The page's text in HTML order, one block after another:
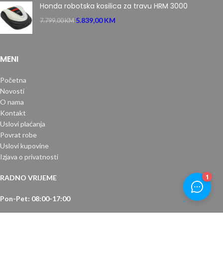
Honda robotska kosilica za travu HRM 3000
7.799,00KM 5.839,00KM
MENI
Početna
Novosti
O nama
Kontakt
Uslovi plaćanja
Povrat robe
Uslovi kupovine
Izjava o privatnosti
RADNO VRIJEME
Pon-Pet: 08:00-17:00